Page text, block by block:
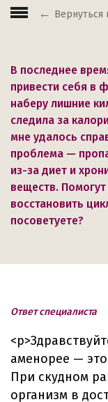
Вернуться
В последнее
привести себя в
наберу лишние
следила за
мне удалось
проблема —
из-за диет и
веществ.
восстановить
посоветуете?
Ответ специалиста
аменорее —
При скудном
организм в